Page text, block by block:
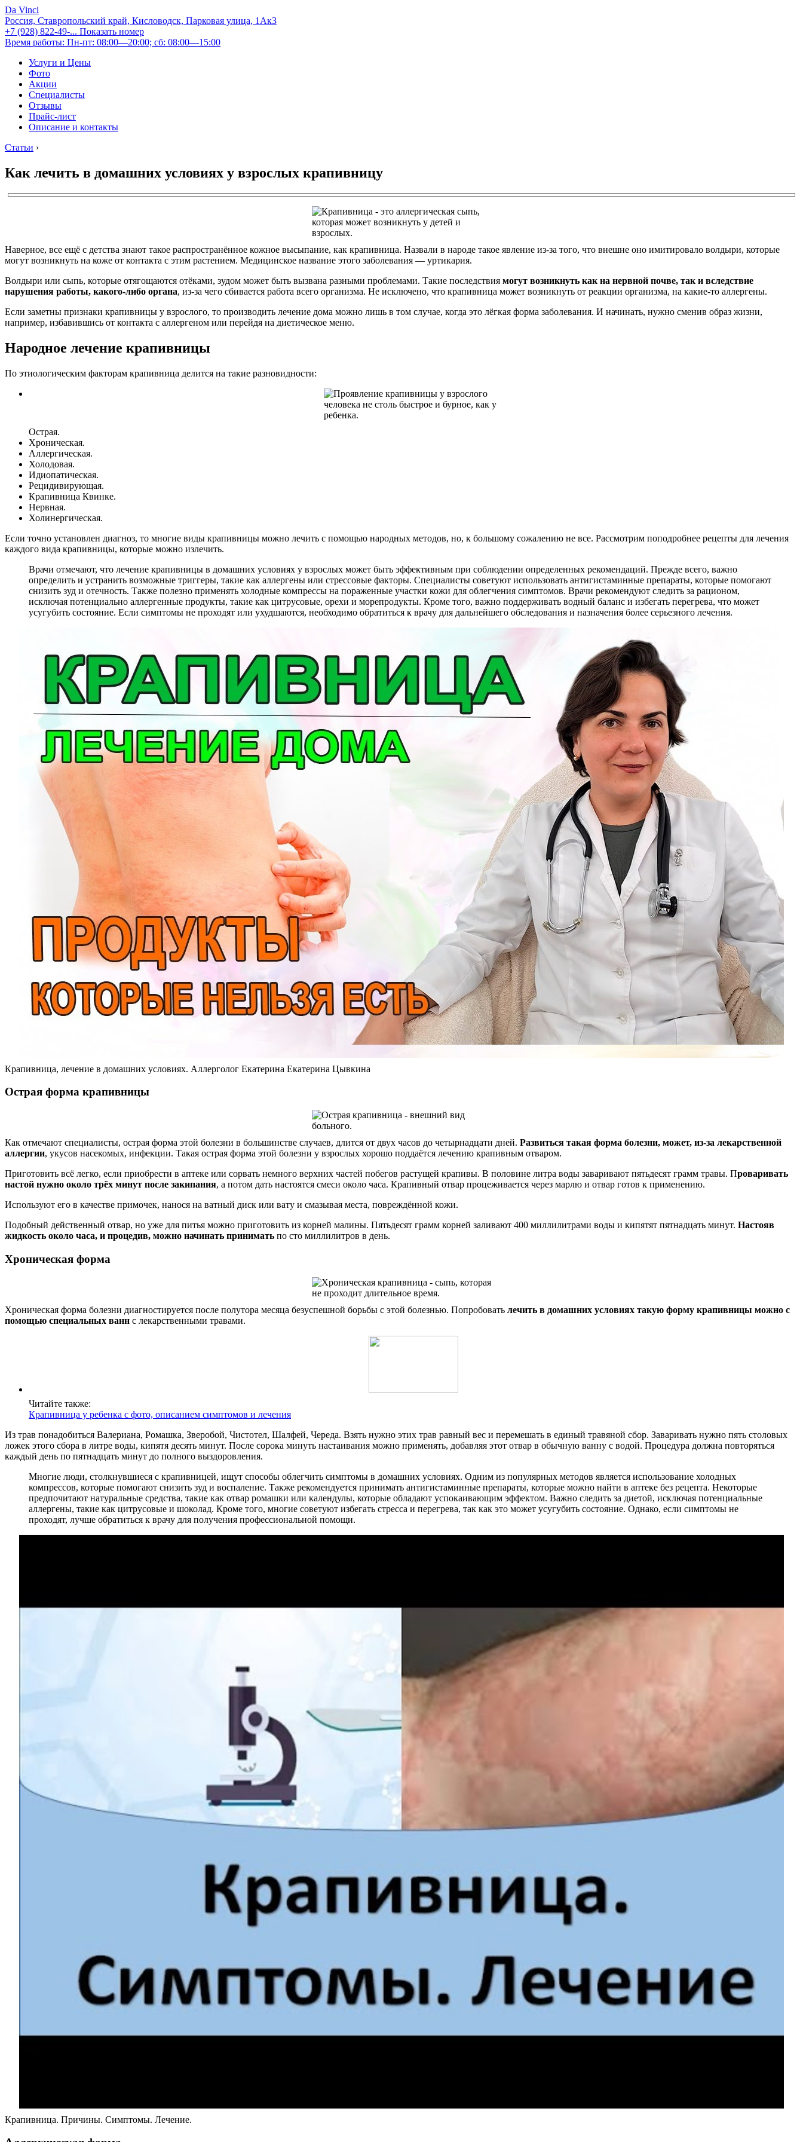
Da Vinci
Россия, Ставропольский край, Кисловодск, Парковая улица, 1Ак3
+7 (928) 822-49-... Показать номер
Время работы: Пн-пт: 08:00—20:00; сб: 08:00—15:00
Услуги и Цены
Фото
Акции
Специалисты
Отзывы
Прайс-лист
Описание и контакты
Статьи ›
Как лечить в домашних условиях у взрослых крапивницу
Наверное, все ещё с детства знают такое распространённое кожное высыпание, как крапивница. Назвали в народе такое явление из-за того, что внешне оно имитировало волдыри, которые
могут возникнуть на коже от контакта с этим растением. Медицинское название этого заболевания — уртикария.
Волдыри или сыпь, которые отягощаются отёками, зудом может быть вызвана разными проблемами. Такие последствия могут возникнуть как на нервной почве, так и вследствие
нарушения работы, какого-либо органа, из-за чего сбивается работа всего организма. Не исключено, что крапивница может возникнуть от реакции организма, на какие-то аллергены.
Если заметны признаки крапивницы у взрослого, то производить лечение дома можно лишь в том случае, когда это лёгкая форма заболевания. И начинать, нужно сменив образ жизни,
например, избавившись от контакта с аллергеном или перейдя на диетическое меню.
Народное лечение крапивницы
По этиологическим факторам крапивница делится на такие разновидности:
Острая.
Хроническая.
Аллергическая.
Холодовая.
Идиопатическая.
Рецидивирующая.
Крапивница Квинке.
Нервная.
Холинергическая.
Если точно установлен диагноз, то многие виды крапивницы можно лечить с помощью народных методов, но, к большому сожалению не все. Рассмотрим поподробнее рецепты для лечения
каждого вида крапивницы, которые можно излечить.
Врачи отмечают, что лечение крапивницы в домашних условиях у взрослых может быть эффективным при соблюдении определенных рекомендаций. Прежде всего, важно
определить и устранить возможные триггеры, такие как аллергены или стрессовые факторы. Специалисты советуют использовать антигистаминные препараты, которые помогают
снизить зуд и отечность. Также полезно применять холодные компрессы на пораженные участки кожи для облегчения симптомов. Врачи рекомендуют следить за рационом,
исключая потенциально аллергенные продукты, такие как цитрусовые, орехи и морепродукты. Кроме того, важно поддерживать водный баланс и избегать перегрева, что может
усугубить состояние. Если симптомы не проходят или ухудшаются, необходимо обратиться к врачу для дальнейшего обследования и назначения более серьезного лечения.
Крапивница, лечение в домашних условиях. Аллерголог Екатерина Екатерина Цывкина
Острая форма крапивницы
Как отмечают специалисты, острая форма этой болезни в большинстве случаев, длится от двух часов до четырнадцати дней. Развиться такая форма болезни, может, из-за лекарственной
аллергии, укусов насекомых, инфекции. Такая острая форма этой болезни у взрослых хорошо поддаётся лечению крапивным отваром.
Приготовить всё легко, если приобрести в аптеке или сорвать немного верхних частей побегов растущей крапивы. В половине литра воды заваривают пятьдесят грамм травы. Проваривать
настой нужно около трёх минут после закипания, а потом дать настоятся смеси около часа. Крапивный отвар процеживается через марлю и отвар готов к применению.
Используют его в качестве примочек, нанося на ватный диск или вату и смазывая места, повреждённой кожи.
Подобный действенный отвар, но уже для питья можно приготовить из корней малины. Пятьдесят грамм корней заливают 400 миллилитрами воды и кипятят пятнадцать минут. Настояв
жидкость около часа, и процедив, можно начинать принимать по сто миллилитров в день.
Хроническая форма
Хроническая форма болезни диагностируется после полутора месяца безуспешной борьбы с этой болезнью. Попробовать лечить в домашних условиях такую форму крапивницы можно с
помощью специальных ванн с лекарственными травами.
Читайте также:
Крапивница у ребенка с фото, описанием симптомов и лечения
Из трав понадобиться Валериана, Ромашка, Зверобой, Чистотел, Шалфей, Череда. Взять нужно этих трав равный вес и перемешать в единый травяной сбор. Заваривать нужно пять столовых
ложек этого сбора в литре воды, кипятя десять минут. После сорока минуть настаивания можно применять, добавляя этот отвар в обычную ванну с водой. Процедура должна повторяться
каждый день по пятнадцать минут до полного выздоровления.
Многие люди, столкнувшиеся с крапивницей, ищут способы облегчить симптомы в домашних условиях. Одним из популярных методов является использование холодных
компрессов, которые помогают снизить зуд и воспаление. Также рекомендуется принимать антигистаминные препараты, которые можно найти в аптеке без рецепта. Некоторые
предпочитают натуральные средства, такие как отвар ромашки или календулы, которые обладают успокаивающим эффектом. Важно следить за диетой, исключая потенциальные
аллергены, такие как цитрусовые и шоколад. Кроме того, многие советуют избегать стресса и перегрева, так как это может усугубить состояние. Однако, если симптомы не
проходят, лучше обратиться к врачу для получения профессиональной помощи.
Крапивница. Причины. Симптомы. Лечение.